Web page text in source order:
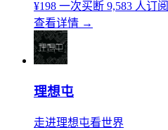
¥198 一次买断 9,583 人订阅
查看详情 →
理想屯
走进理想屯看世界